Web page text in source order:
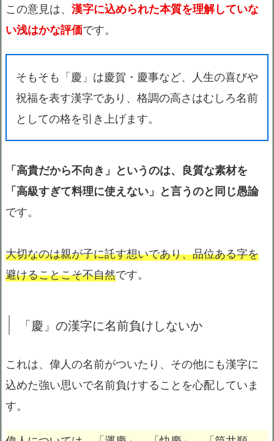
この意見は、 漢字に込められた本質を理解していな
い浅はかな評価です。
そもそも「慶」は慶賀・慶事など、人生の喜びや
祝福を表す漢字であり、格調の高さはむしろ名前
としての格を引き上げます。
「高貴だから不向き」というのは、良質な素材を
「高級すぎて料理に使えない」と言うのと同じ愚論
です。
大切なのは親が子に託す想いであり、品位ある字を
避けることこそ不自然です。
「慶」の漢字に名前負けしないか
これは、偉人の名前がついたり、その他にも漢字に
込めた強い思いで名前負けすることを心配していま
す。